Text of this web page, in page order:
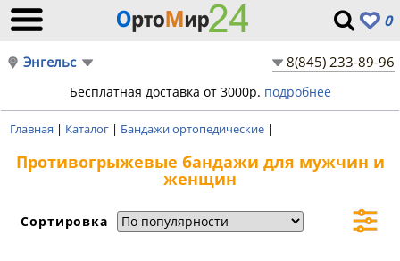
0
Энгельс 8(845) 233-89-96
Бесплатная доставка от 3000р. подробнее
Главная | Каталог | Бандажи ортопедические |
Противогрыжевые бандажи для мужчин и
женщин
Сортировка